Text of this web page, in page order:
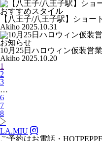
おすすめスタイル
【八王子/八王子駅】ショー
Akiho 2025.10.31
お知らせ
10月25日ハロウィン仮装営
Akiho 2025.10.20
1
2
3
…
6
7
8
LA.MIU
ご予約はお電話・